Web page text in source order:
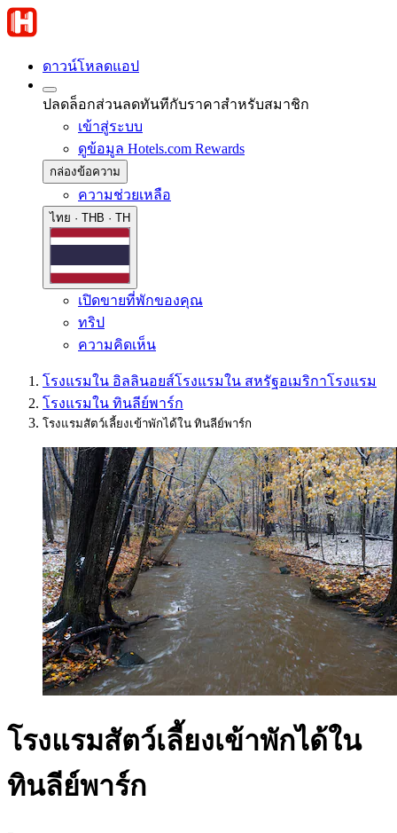
ดาวน์โหลดแอป
ปลดล็อกส่วนลดทันทีกับราคาสำหรับสมาชิก
เข้าสู่ระบบ
ดูข้อมูล Hotels.com Rewards
กล่องข้อความ
ความช่วยเหลือ
ไทย · THB · TH
เปิดขายที่พักของคุณ
ทริป
ความคิดเห็น
โรงแรมใน อิลลินอยส์โรงแรมใน สหรัฐอเมริกาโรงแรม
โรงแรมใน ทินลีย์พาร์ก
โรงแรมสัตว์เลี้ยงเข้าพักได้ใน ทินลีย์พาร์ก
โรงแรมสัตว์เลี้ยงเข้าพักได้ใน
ทินลีย์พาร์ก